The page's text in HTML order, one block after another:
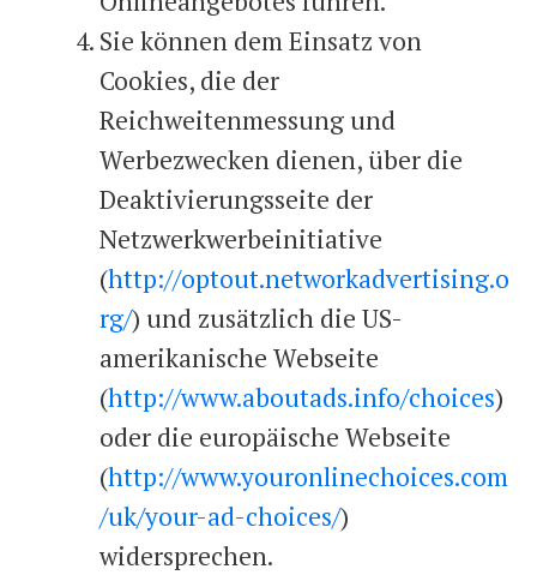
Sie können dem Einsatz von
Cookies, die der
Reichweitenmessung und
Werbezwecken dienen, über die
Deaktivierungsseite der
Netzwerkwerbeinitiative
(http://optout.networkadvertising.o
rg/) und zusätzlich die US-
amerikanische Webseite
(http://www.aboutads.info/choices)
oder die europäische Webseite
(http://www.youronlinechoices.com
/uk/your-ad-choices/)
widersprechen.